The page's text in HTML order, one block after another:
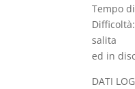
Tempo
salita
ed in
DATI